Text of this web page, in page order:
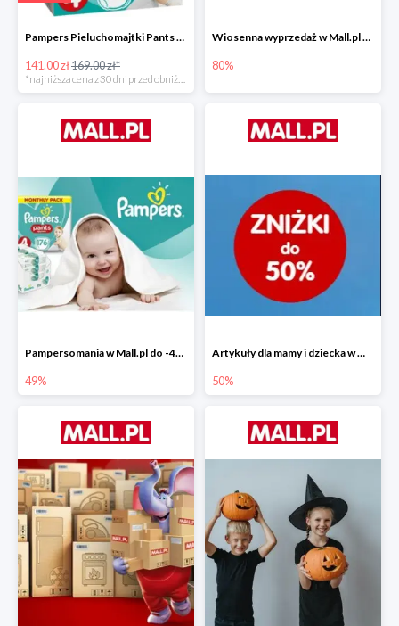
Pampers Pieluchomajtki Pants 4 (9-15 kg) 176 szt. -16%
141.00 zł169.00 zł*
Wiosenna wyprzedaż w Mall.pl do -80%
80%
Pampersomania w Mall.pl do -49%
49%
Artykuły dla mamy i dziecka w Mall.pl do -50%
50%